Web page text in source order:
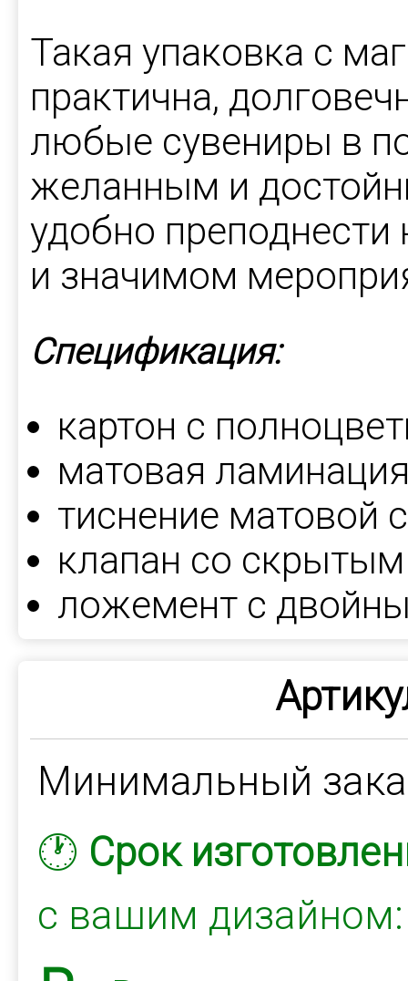
Такая упаковка с
практична,
любые сувениры в
желанным и
удобно
и значимом
Спецификация:
картон с
матовая
тиснение матовой
клапан со
ложемент с
Минимальный
🕐 Срок
с вашим